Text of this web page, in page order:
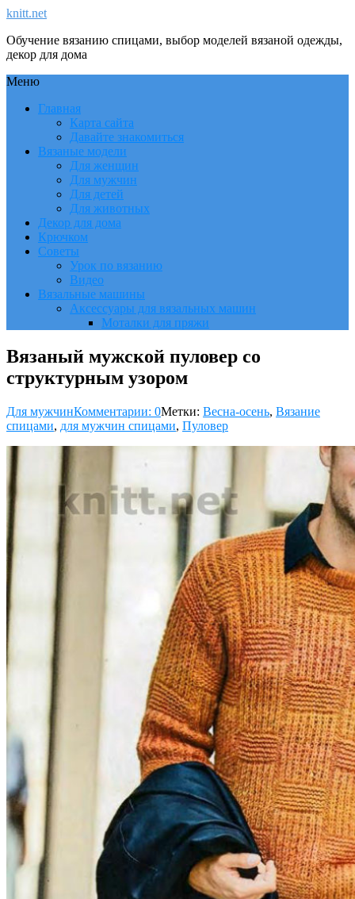
knitt.net
Обучение вязанию спицами, выбор моделей вязаной одежды,
декор для дома
Меню
Главная
Карта сайта
Давайте знакомиться
Вязаные модели
Для женщин
Для мужчин
Для детей
Для животных
Декор для дома
Крючком
Советы
Урок по вязанию
Видео
Вязальные машины
Аксессуары для вязальных машин
Моталки для пряжи
Вязаный мужской пуловер со
структурным узором
Для мужчинКомментарии: 0Метки: Весна-осень, Вязание
спицами, для мужчин спицами, Пуловер